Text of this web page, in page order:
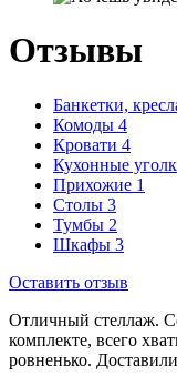
Отзывы
Банкетки,
Комоды 4
Кровати 4
Кухонные
Прихожие 1
Столы 3
Тумбы 2
Шкафы 3
Оставить отзыв
Отличный стеллаж.
комплекте, всего
ровненько.